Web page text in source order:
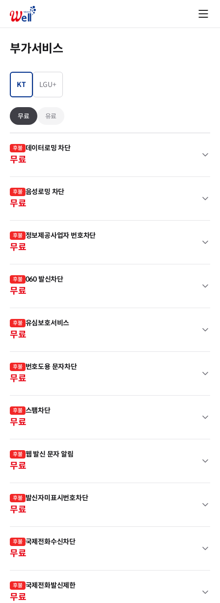
부가서비스
KT LGU+
무료 유료
후불 데이터로밍 차단
무료
후불 음성로밍 차단
무료
후불 정보제공사업자 번호차단
무료
후불 060 발신차단
무료
후불 유심보호서비스
무료
후불 번호도용 문자차단
무료
후불 스팸차단
무료
후불 웹 발신 문자 알림
무료
후불 발신자미표시번호차단
무료
후불 국제전화수신차단
무료
후불 국제전화발신제한
무료